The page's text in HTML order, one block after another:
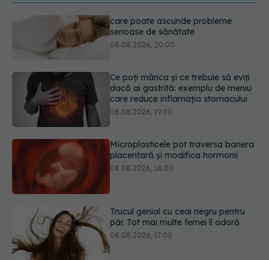
Ce poți mânca și ce trebuie să eviți
dacă ai gastrită: exemplu de meniu
Microplasticele pot traversa bariera
placentară și modifica hormonii
Trucul genial cu ceai negru pentru
Medicamentul folosit de peste 60 de